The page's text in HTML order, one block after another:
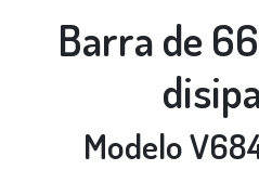
Barra de
Modelo